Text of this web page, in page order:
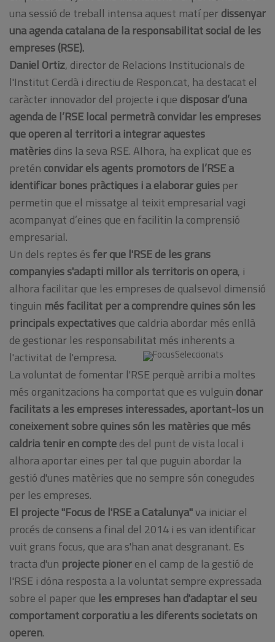
una sessió de treball intensa aquest matí perdissenyar
una agenda catalana de la responsabilitat social de les
empreses (RSE).
Daniel Ortiz, director de Relacions Institucionals de
l'Institut Cerdà i directiu de Respon.cat, ha destacat el
caràcter innovador del projecte i que disposar d’una
agenda de l’RSE local permetrà convidar les empreses
que operen al territori a integrar aquestes
matèriesdins la seva RSE. Alhora, ha explicat que es
pretén convidar els agents promotors de l’RSE a
identificar bones pràctiques i a elaborar guies per
permetin que el missatge al teixit empresarial vagi
acompanyat d’eines que en facilitin la comprensió
empresarial.
Un dels reptes és fer que l'RSE de les grans
companyies s'adapti millor als territoris on opera, i
alhora facilitar que les empreses de qualsevol dimensió
tinguin més facilitat per a comprendre quines són les
principals expectativesque caldria abordar més enllà
de gestionar les responsabilitat més inherents a
l'activitat de l'empresa.
La voluntat de fomentar l'RSE perquè arribi a moltes
més organitzacions ha comportat que es vulguin donar
facilitats a les empreses interessades, aportant-los un
coneixement sobre quines són les matèries que més
caldria tenir en comptedes del punt de vista local i
alhora aportar eines per tal que puguin abordar la
gestió d'unes matèries que no sempre són conegudes
per les empreses.
El projecte "Focus de l'RSE a Catalunya"va iniciar el
procés de consens a final del 2014 i es van identificar
vuit grans focus, que ara s'han anat desgranant. Es
tracta d'un projecte pioneren el camp de la gestió de
l'RSE i dóna resposta a la voluntat sempre expressada
sobre el paper que les empreses han d'adaptar el seu
comportament corporatiu a les diferents societats on
operen.